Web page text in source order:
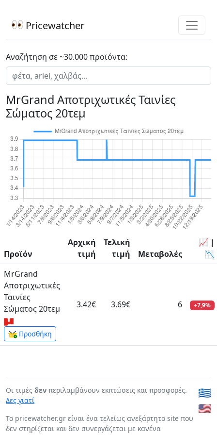
Pricewatcher
Αναζήτηση σε ~30.000 προϊόντα:
MrGrand Αποτριχωτικές Ταινίες
Σώματος 20τεμ
Προϊόν
Αρχική
τιμή
Τελική
τιμή
Μεταβολές
📈 |
📉
MrGrand
Αποτριχωτικές
Ταινίες
Σώματος 20τεμ
Προσθήκη
3.42€ 3.69€ 6 +7,9%
Οι τιμές δεν περιλαμβάνουν εκπτώσεις και προσφορές.
Δες γιατί
To pricewatcher.gr είναι ένα τελείως ανεξάρτητο site που
δεν στηρίζεται και δεν συνεργάζεται με κανένα
🇬🇷
🇺🇸